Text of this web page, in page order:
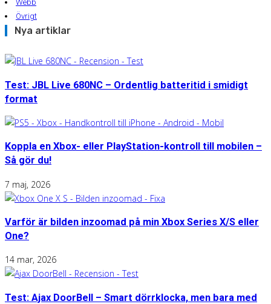
Webb
Övrigt
Nya artiklar
Test: JBL Live 680NC – Ordentlig batteritid i smidigt
format
Koppla en Xbox- eller PlayStation-kontroll till mobilen –
Så gör du!
7 maj, 2026
Varför är bilden inzoomad på min Xbox Series X/S eller
One?
14 mar, 2026
Test: Ajax DoorBell – Smart dörrklocka, men bara med